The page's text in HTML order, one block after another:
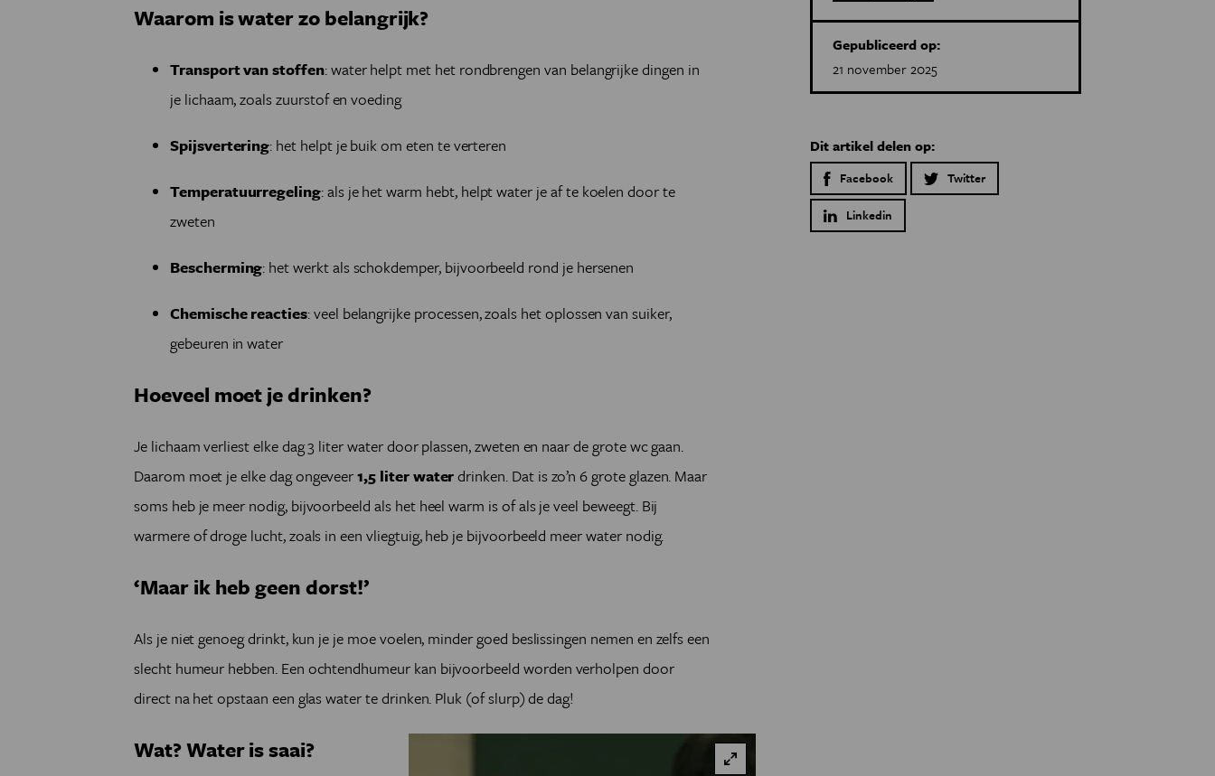
Waarom is water zo belangrijk?
Transportvan stoffen: water helpt met het rondbrengen van belangrijke dingen in
je lichaam, zoals zuurstof en voeding
Spijsvertering: het helpt je buik om eten te verteren
Temperatuurregeling: als je het warm hebt, helpt water je af te koelen door te
zweten
Bescherming: het werkt als schokdemper, bijvoorbeeld rond je hersenen
Chemische reacties: veel belangrijke processen, zoals het oplossen van suiker,
gebeuren in water
Hoeveel moet je drinken?
Je lichaam verliest elke dag 3 liter water door plassen, zweten en naar de grote wc gaan.
Daarom moet je elke dag ongeveer1,5 liter waterdrinken. Dat is zo’n 6 grote glazen. Maar
soms heb je meer nodig, bijvoorbeeld als het heel warm is of als je veel beweegt. Bij
warmere of droge lucht, zoals in een vliegtuig, heb je bijvoorbeeld meer water nodig.
‘Maar ik heb geen dorst!’
Als je niet genoeg drinkt, kun je je moe voelen, minder goed beslissingen nemen en zelfs een
slecht humeur hebben. Een ochtendhumeur kan bijvoorbeeld worden verholpen door
direct na het opstaan een glas water te drinken. Pluk (of slurp) de dag!
Wat? Water is saai?
Gepubliceerd op:
21 november 2025
Dit artikel delen op:
Facebook Twitter
Linkedin